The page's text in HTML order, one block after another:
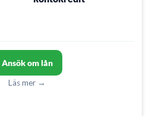
Ansök om lån
Läs mer →